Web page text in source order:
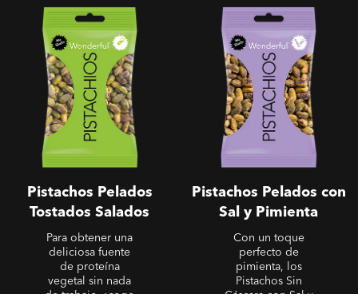
Pelados Tostados Salados
Pistachos Pelados
Tostados Salados
Para obtener una
deliciosa fuente
de proteína
vegetal sin nada
Pelados con Sal y Pimienta
Pistachos Pelados con
Sal y Pimienta
Con un toque
perfecto de
pimienta, los
Pistachos Sin